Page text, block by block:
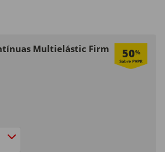
Multielástic Firm
50%